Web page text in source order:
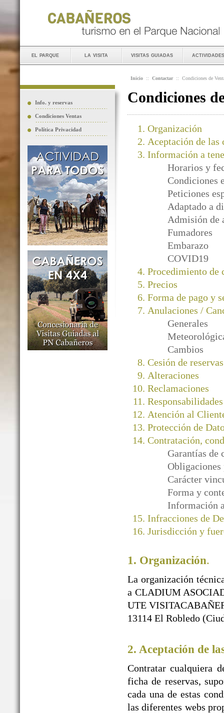
el parque la visita visitas guiadas actividades
Info. y reservas
Condiciones Ventas
Política Privacidad
Inicio :: Contactar :: Condiciones de
Condiciones
Organización
Aceptación de las
Información a
Horarios y
Condiciones
Peticiones
Adaptado a
Admisión de
Fumadores
Embarazo
COVID19
Procedimiento de
Precios
Forma de pago y
Anulaciones /
Generales
Cambios
Cesión de reservas
Alteraciones
Reclamaciones
Responsabilidades
Atención al
Protección de
Contratación,
Garantías de
Carácter
Forma y
Información
Infracciones de
Jurisdicción y
1. Organización.
La organización
a CLADIUM
UTE
13114 El Robledo
2. Aceptación de
Contratar cualquiera
ficha de reservas,
cada una de estas
las diferentes webs